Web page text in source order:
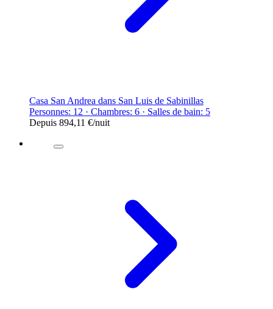
Casa San Andrea dans San Luis de Sabinillas
Personnes: 12 · Chambres: 6 · Salles de bain: 5
Depuis 894,11 €/nuit